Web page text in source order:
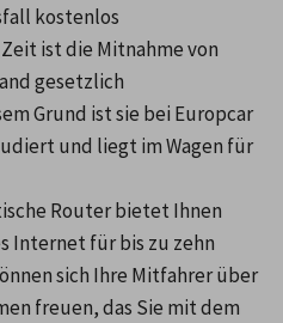
kostenlos
ist die Mitnahme von
gesetzlich
Grund ist sie bei Europcar
und liegt im Wagen für
Router bietet Ihnen
Internet für bis zu zehn
sich Ihre Mitfahrer über
freuen, das Sie mit dem